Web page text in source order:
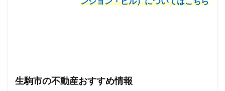
生駒市の不動産おすすめ情報